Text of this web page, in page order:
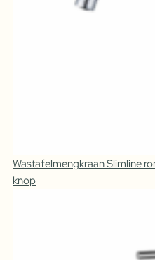
Wastafelmengkraan Slimline
knop